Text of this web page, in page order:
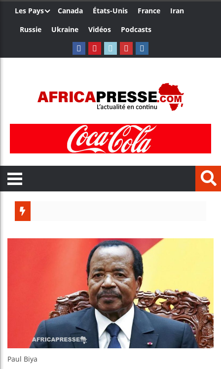
Les Pays Canada États-Unis France
Iran
Russie
Ukraine Vidéos Podcasts
Aliko
Paul Biya